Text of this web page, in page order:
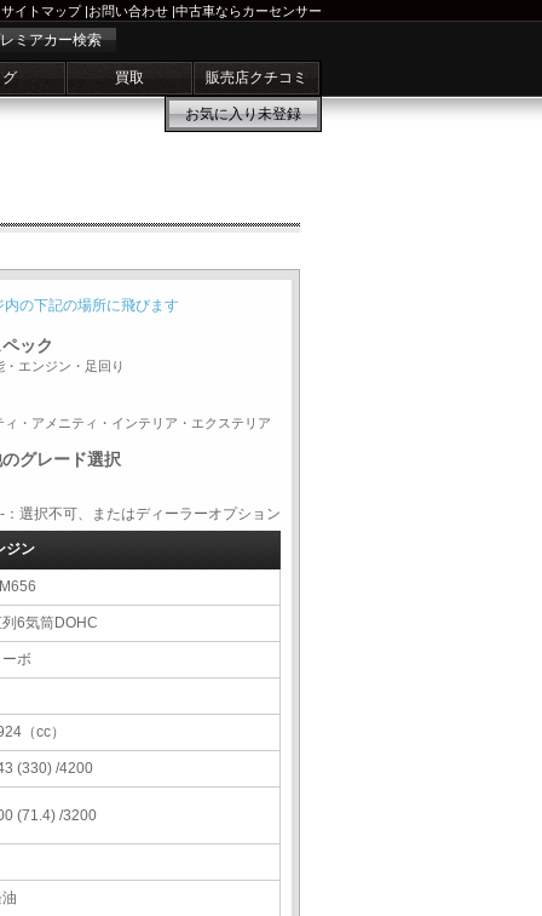
サイトマップ|お問い合わせ |中古車ならカーセンサー
ミアカー検索
買取 販売店クチコミ
お気に入り未登録
内の下記の場所に飛びます
ック
・エンジン・足回り
ィ・アメニティ・インテリア・エクステリア
グレード選択
択不可、またはディーラーオプション
ジン
6気筒DOHC
ボ
（cc）
(330) /4200
(71.4) /3200